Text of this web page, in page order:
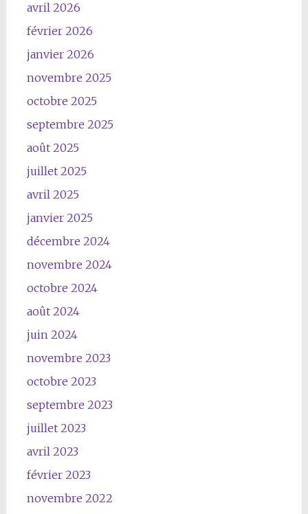
avril 2026
février 2026
janvier 2026
novembre 2025
octobre 2025
septembre 2025
août 2025
juillet 2025
avril 2025
janvier 2025
décembre 2024
novembre 2024
octobre 2024
août 2024
juin 2024
novembre 2023
octobre 2023
septembre 2023
juillet 2023
avril 2023
février 2023
novembre 2022